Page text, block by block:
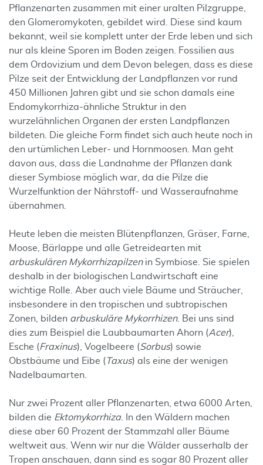
Pflanzenarten zusammen mit einer uralten Pilzgruppe,
den Glomeromykoten, gebildet wird. Diese sind kaum
bekannt, weil sie komplett unter der Erde leben und sich
nur als kleine Sporen im Boden zeigen. Fossilien aus
dem Ordovizium und dem Devon belegen, dass es diese
Pilze seit der Entwicklung der Landpflanzen vor rund
450 Millionen Jahren gibt und sie schon damals eine
Endomykorrhiza-ähnliche Struktur in den
wurzelähnlichen Organen der ersten Landpflanzen
bildeten. Die gleiche Form findet sich auch heute noch in
den urtümlichen Leber- und Hornmoosen. Man geht
davon aus, dass die Landnahme der Pflanzen dank
dieser Symbiose möglich war, da die Pilze die
Wurzelfunktion der Nährstoff- und Wasseraufnahme
übernahmen.
Heute leben die meisten Blütenpflanzen, Gräser, Farne,
Moose, Bärlappe und alle Getreidearten mit
arbuskulären Mykorrhizapilzenin Symbiose. Sie spielen
deshalb in der biologischen Landwirtschaft eine
wichtige Rolle. Aber auch viele Bäume und Sträucher,
insbesondere in den tropischen und subtropischen
Zonen, bilden arbuskuläre Mykorrhizen. Bei uns sind
dies zum Beispiel die Laubbaumarten Ahorn (Acer),
Esche (Fraxinus), Vogelbeere (Sorbus) sowie
Obstbäume und Eibe ( Taxus) als eine der wenigen
Nadelbaumarten.
Nur zwei Prozent aller Pflanzenarten, etwa 6000 Arten,
bilden die Ektomykorrhiza. In den Wäldern machen
diese aber 60 Prozent der Stammzahl aller Bäume
weltweit aus. Wenn wir nur die Wälder ausserhalb der
Tropen anschauen, dann sind es sogar 80 Prozent aller